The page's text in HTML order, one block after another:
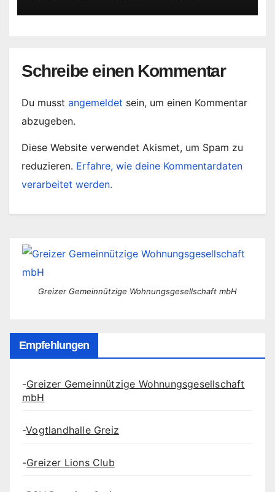
Schreibe einen Kommentar
Du musst angemeldet sein, um einen Kommentar
abzugeben.
Diese Website verwendet Akismet, um Spam zu
reduzieren. Erfahre, wie deine Kommentardaten
verarbeitet werden.
Greizer Gemeinnützige Wohnungsgesellschaft mbH
Empfehlungen
-Greizer Gemeinnützige Wohnungsgesellschaft
mbH
-Vogtlandhalle Greiz
-Greizer Lions Club